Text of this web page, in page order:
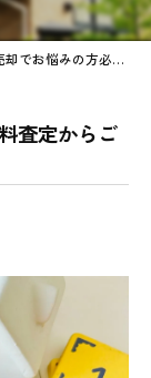
の方必見！無料査定からご相談まで
査定からご